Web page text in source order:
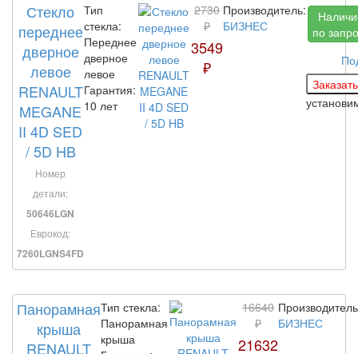
Стекло
переднее
дверное
левое
RENAULT
MEGANE
II 4D SED
/ 5D HB
Номер
детали:
50646LGN
Еврокод:
7260LGNS4FD
Тип
стекла:
Переднее
дверное
левое
Гарантия:
10 лет
2730
₽
3549
₽
Производитель:
БИЗНЕС
по
Панорамная
крыша
RENAULT
Тип стекла:
Панорамная
крыша
16640
₽
21632
БИЗНЕС